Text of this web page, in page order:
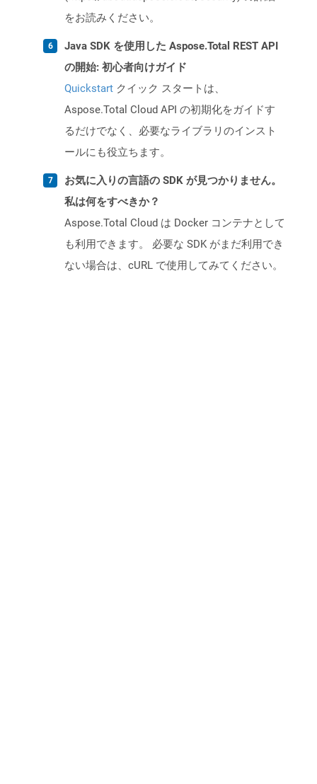
をお読みください。
Java SDK を使用した Aspose.Total REST API
の開始: 初心者向けガイド
Quickstart クイック スタートは、
Aspose.Total Cloud API の初期化をガイドす
るだけでなく、必要なライブラリのインスト
ールにも役立ちます。
お気に入りの言語の SDK が見つかりません。
私は何をすべきか？
Aspose.Total Cloud は Docker コンテナとして
も利用できます。 必要な SDK がまだ利用でき
ない場合は、cURL で使用してみてください。